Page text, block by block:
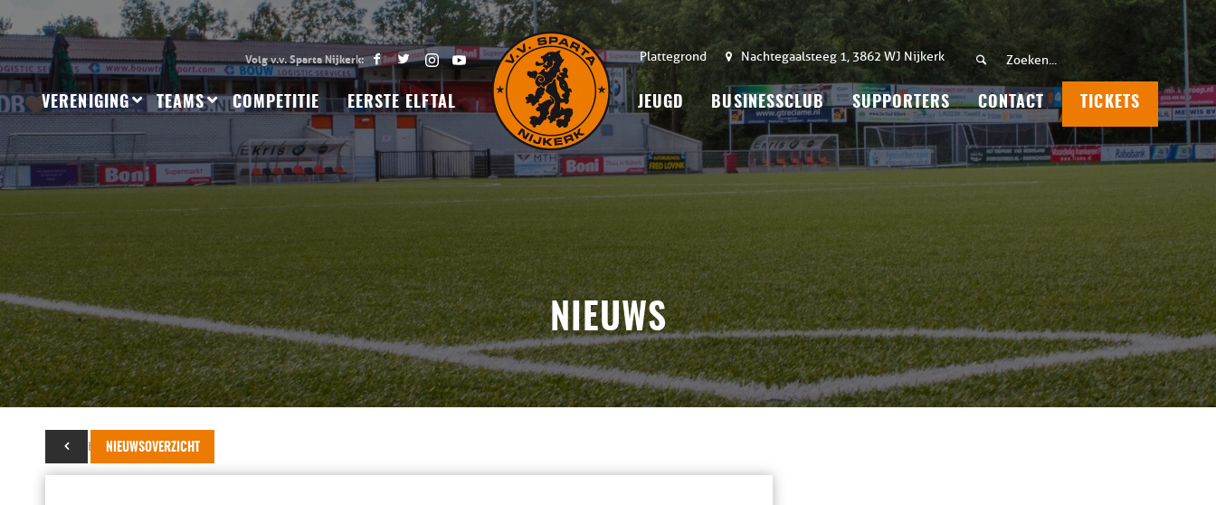
Plattegrond Nachtegaalsteeg 1, 3862 WJ Nijkerk
VERENIGING TEAMS COMPETITIE EERSTE ELFTAL JEUGD BUSINESSCLUB SUPPORTERS CONTACT TICKETS
NIEUWS
NIEUWSOVERZICHT
16 oktober 2023